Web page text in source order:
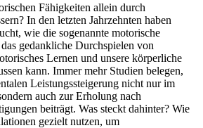
Fähigkeiten allein durch
In den letzten Jahrzehnten haben
wie die sogenannte motorische
gedankliche Durchspielen von
Lernen und unsere körperliche
kann. Immer mehr Studien belegen,
Leistungssteigerung nicht nur im
auch zur Erholung nach
beiträgt. Was steckt dahinter? Wie
gezielt nutzen, um